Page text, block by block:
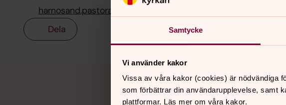
Samtycke
Vi använder kakor
Vissa av våra kakor (cookies) är nödvändiga
som förbättrar din användarupplevelse, samt
plattformar. Läs mer om våra kakor.
harnosand.pastorat@svenskakyrkan.se
Dela